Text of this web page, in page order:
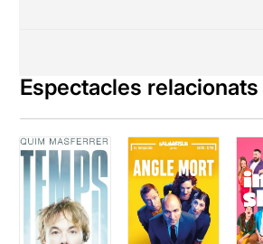
Espectacles relacionats